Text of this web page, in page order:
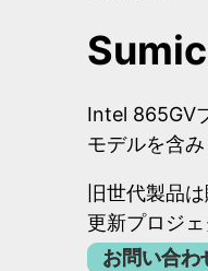
Intel 865GV
モデルを含み
旧世代製品
更新プロジ
お問い合わ